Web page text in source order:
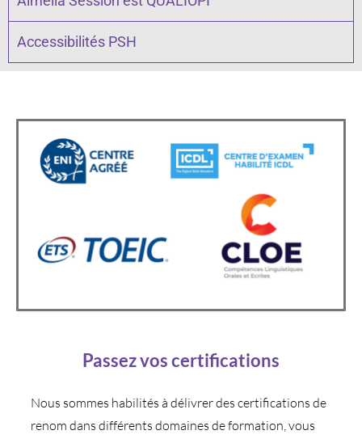
Accessibilités PSH
Passez vos certifications
Nous sommes habilités à délivrer des certifications de
renom dans différents domaines de formation, vous